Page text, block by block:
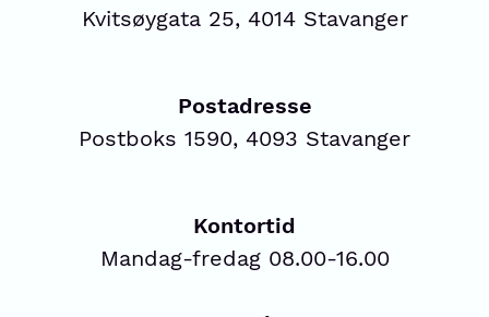
Kvitsøygata 25, 4014 Stavanger
Postadresse
Postboks 1590, 4093 Stavanger
Kontortid
Mandag-fredag 08.00-16.00